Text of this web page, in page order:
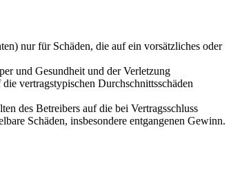
nur für Schäden, die auf ein vorsätzliches oder
und Gesundheit und der Verletzung
vertragstypischen Durchschnittsschäden
des Betreibers auf die bei Vertragsschluss
Schäden, insbesondere entgangenen Gewinn.